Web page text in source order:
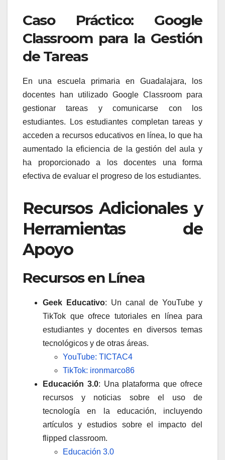
Caso Práctico: Google
Classroom para la Gestión
de Tareas
En una escuela primaria en Guadalajara, los
docentes han utilizado Google Classroom para
gestionar tareas y comunicarse con los
estudiantes. Los estudiantes completan tareas y
acceden a recursos educativos en línea, lo que ha
aumentado la eficiencia de la gestión del aula y
ha proporcionado a los docentes una forma
efectiva de evaluar el progreso de los estudiantes.
Recursos Adicionales y
Herramientas de
Apoyo
Recursos en Línea
Geek Educativo: Un canal de YouTube y
TikTok que ofrece tutoriales en línea para
estudiantes y docentes en diversos temas
tecnológicos y de otras áreas.
YouTube: TICTAC4
TikTok: ironmarco86
Educación 3.0: Una plataforma que ofrece
recursos y noticias sobre el uso de
tecnología en la educación, incluyendo
artículos y estudios sobre el impacto del
flipped classroom.
Educación 3.0